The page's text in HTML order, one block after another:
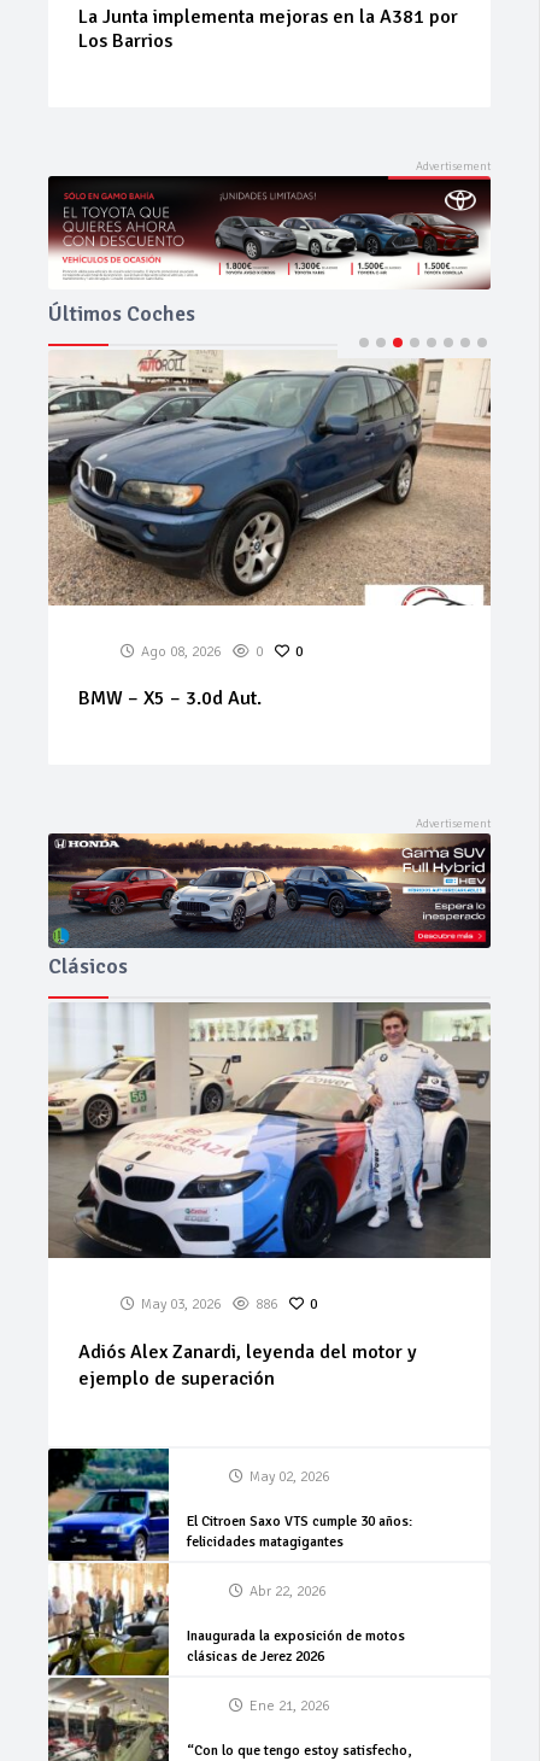
la A381 por
Prueba del Dacia Duster Hybrid 155
Últimos Coches
AUDI – Q5 – 3.0 V6 TDI F.AP.
Clásicos
May 03, 2026 886 0
Adiós Alex Zanardi, leyenda del motor y
ejemplo de superación
May 02, 2026
El Citroen Saxo VTS cumple 30 años:
felicidades matagigantes
Abr 22, 2026
Inaugurada la exposición de motos
clásicas de Jerez 2026
Ene 21, 2026
“Con lo que tengo estoy satisfecho,